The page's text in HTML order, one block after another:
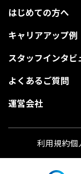
はじめての方へ
キャリアアップ例
スタッフインタビ
よくあるご質問
運営会社
奈良県
和歌山県
島根県
山口県
徳島県
熊本県
宮崎県
鹿児島県
利用規約個